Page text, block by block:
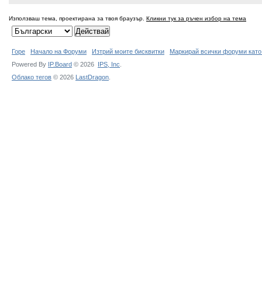
Използваш тема, проектирана за твоя браузър. Кликни тук за ръчен избор на тема
Горе Начало на Форуми Изтрий моите бисквитки
Маркирай всички форуми
Powered By IP.Board © 2026 IPS, Inc
Облако тегов © 2026 LastDragon